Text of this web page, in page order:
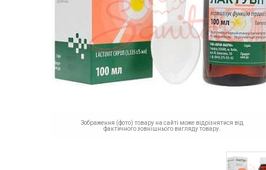
Зображення (фото) товару на сайті може відрізнятися від
фактичного зовнішнього вигляду товару.